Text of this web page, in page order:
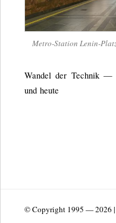
Metro-Sta­tion Lenin-
Wan­del der Tech­nik —
und heute
© Copyright 1995 — 2026 |